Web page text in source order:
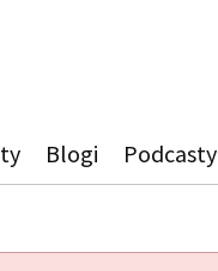
Blogi Podcasty